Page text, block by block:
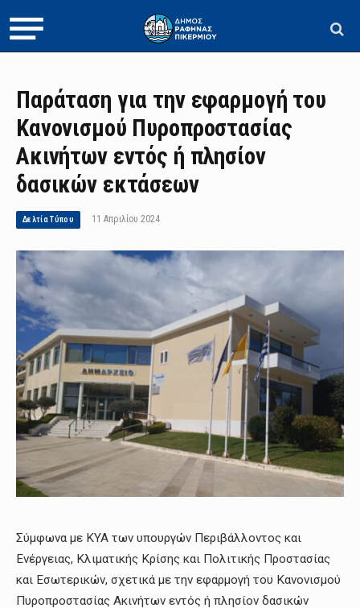
Παράταση για την εφαρμογή του
Κανονισμού Πυροπροστασίας
Ακινήτων εντός ή πλησίον
δασικών εκτάσεων
Δελτία Τύπου 11 Απριλίου 2024
Σύμφωνα με ΚΥΑ των υπουργών Περιβάλλοντος και
Ενέργειας, Κλιματικής Κρίσης και Πολιτικής Προστασίας
και Εσωτερικών, σχετικά με την εφαρμογή του Κανονισμού
Πυροπροστασίας Ακινήτων εντός ή πλησίον δασικών